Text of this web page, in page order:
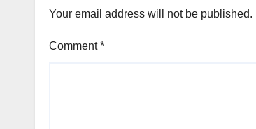
Your email address will not be published.
Comment*